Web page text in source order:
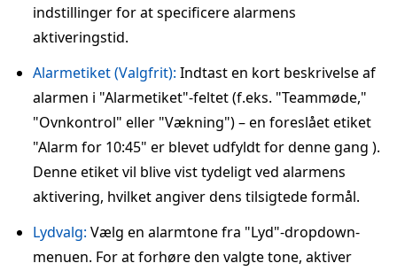
indstillinger for at specificere alarmens
aktiveringstid.
Alarmetiket (Valgfrit): Indtast en kort beskrivelse af
alarmen i "Alarmetiket"-feltet (f.eks. "Teammøde,"
"Ovnkontrol" eller "Vækning") – en foreslået etiket
"Alarm for 10:45" er blevet udfyldt for denne gang ).
Denne etiket vil blive vist tydeligt ved alarmens
aktivering, hvilket angiver dens tilsigtede formål.
Lydvalg: Vælg en alarmtone fra "Lyd"-dropdown-
menuen. For at forhøre den valgte tone, aktiver